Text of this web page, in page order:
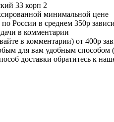
33 корп 2
минимальной цене
России в среднем 350р
в комментарии
в комментарии) от 400р
для вам удобным способом (
доставки обратитесь к